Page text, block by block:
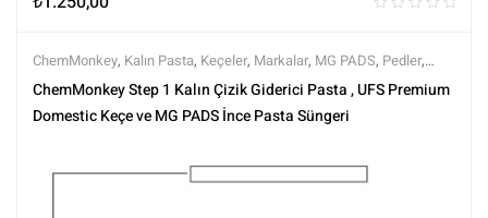
ChemMonkey, Kalın Pasta, Keçeler, Markalar, MG PADS, Pedler,
Pedler ve Keçeler,Polisaj,Polisaj ve Parlatma,Rotary Keçeleri,
Rotary Padleri,Setler,Setler,Tüm Ürünler,Tüm Ürünler
ChemMonkey Step 1 Kalın Çizik Giderici Pasta , UFS Premium
Domestic Keçe ve MG PADS İnce Pasta Süngeri